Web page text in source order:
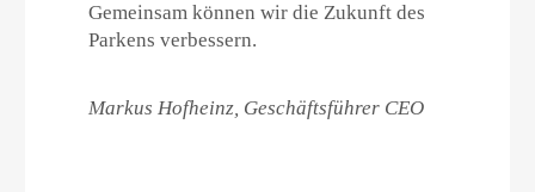
Gemeinsam können wir die Zukunft des
Parkens verbessern.
Markus Hofheinz, Geschäftsführer CEO